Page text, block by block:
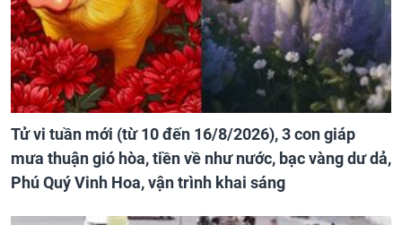
Tử vi tuần mới (từ 10 đến 16/8/2026), 3 con giáp
mưa thuận gió hòa, tiền về như nước, bạc vàng dư dả,
Phú Quý Vinh Hoa, vận trình khai sáng